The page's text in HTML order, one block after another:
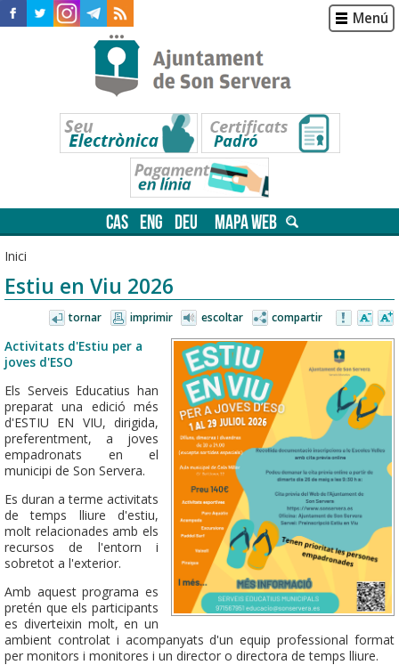
Menú
CAS ENG DEU MAPA WEB
Inici
Estiu en Viu 2026
tornar imprimir escoltar compartir
Activitats d'Estiu per a
joves d'ESO
Els Serveis Educatius han
preparat una edició més
d'ESTIU EN VIU, dirigida,
preferentment, a joves
empadronats en el
municipi de Son Servera.
Es duran a terme activitats
de temps lliure d'estiu,
molt relacionades amb els
recursos de l'entorn i
sobretot a l'exterior.
Amb aquest programa es
pretén que els participants
es diverteixin molt, en un
ambient controlat i acompanyats d'un equip professional format
per monitors i monitores i un director o directora de temps lliure.